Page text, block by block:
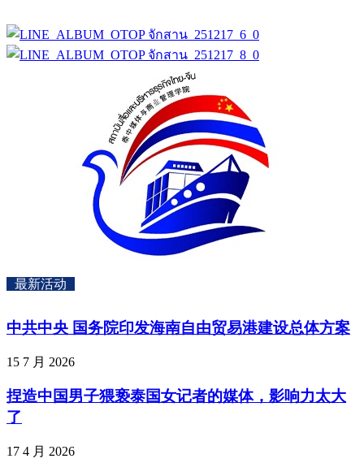
最新活动
中共中央 国务院印发海南自由贸易港建设总体方案
15 7 月 2026
捏造中国男子猥亵泰国女记者的媒体，影响力太大
了
17 4 月 2026